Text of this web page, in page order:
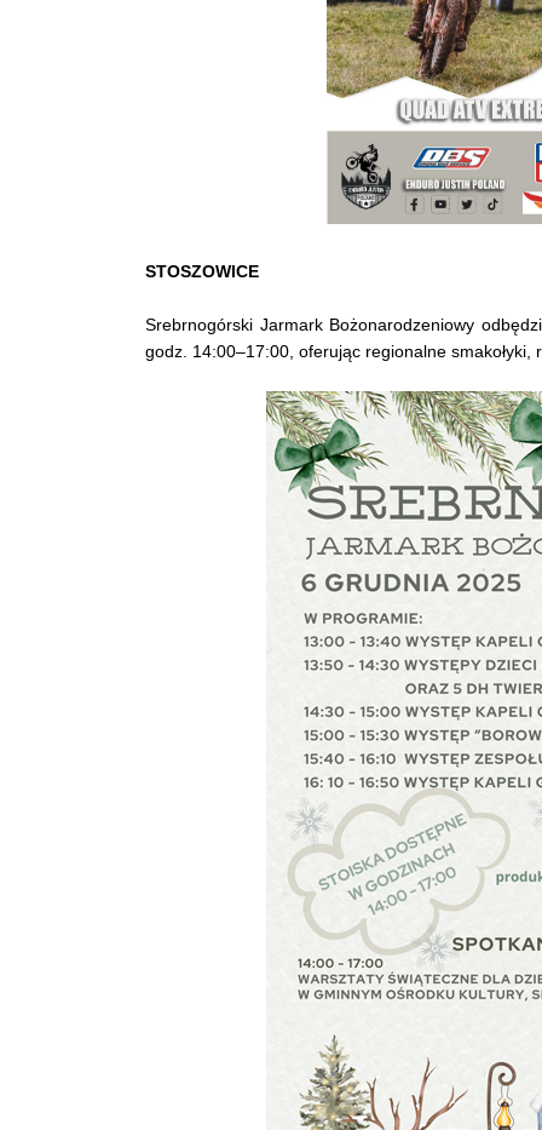
STOSZOWICE
Srebrnogórski Jarmark Bożonarodzeniowy
godz. 14:00–17:00, oferując regionalne smakołyki,